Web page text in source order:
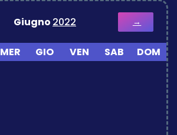
Giugno 2022 →
MER GIO VEN SAB DOM